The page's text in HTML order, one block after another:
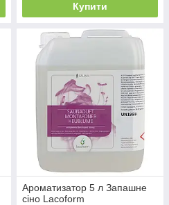
Купити
Ароматизатор 5 л Запашне
сіно Lacoform